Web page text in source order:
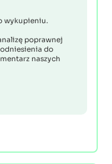
wykupieniu.
poprawnej
do
naszych